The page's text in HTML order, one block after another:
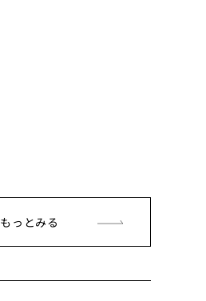
もっとみる